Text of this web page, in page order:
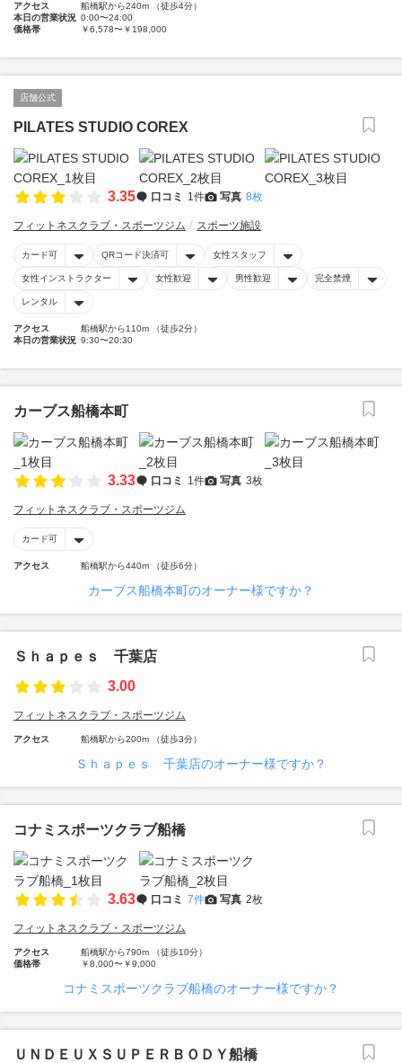
アクセス
船橋駅から240m （徒歩4分）
本日の営業状況 0:00〜24:00
価格帯
￥6,578〜￥198,000
店舗公式
PILATES STUDIO COREX
3.35 口コミ 1件 写真 8枚
フィットネスクラブ・スポーツジム スポーツ施設
カード可 QRコード決済可 女性スタッフ
女性インストラクター 女性歓迎 男性歓迎 完全禁煙
レンタル
アクセス
船橋駅から110m （徒歩2分）
本日の営業状況 9:30〜20:30
カーブス船橋本町
3.33 口コミ 1件 写真 3枚
フィットネスクラブ・スポーツジム
カード可
アクセス 船橋駅から440m （徒歩6分）
カーブス船橋本町のオーナー様ですか？
Ｓｈａｐｅｓ 千葉店
3.00
フィットネスクラブ・スポーツジム
アクセス 船橋駅から200m （徒歩3分）
Ｓｈａｐｅｓ 千葉店のオーナー様ですか？
コナミスポーツクラブ船橋
3.63 口コミ 7件 写真 2枚
フィットネスクラブ・スポーツジム
アクセス
船橋駅から790m （徒歩10分）
価格帯
￥8,000〜￥9,000
コナミスポーツクラブ船橋のオーナー様ですか？
ＵＮＤＥＵＸＳＵＰＥＲＢＯＤＹ船橋